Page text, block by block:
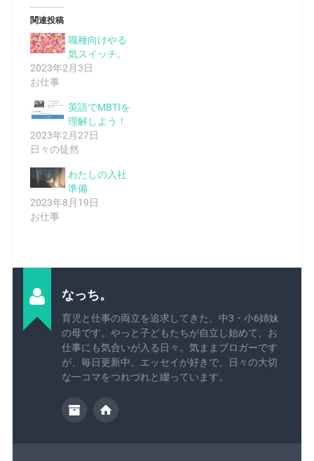
関連投稿
職種向けやる
気スイッチ。
2023年2月3日
お仕事
英語でMBTIを
理解しよう！
2023年2月27日
日々の徒然
わたしの入社
準備
2023年8月19日
お仕事
なっち。
育児と仕事の両立を追求してきた、中3・小6姉妹
の母です。やっと子どもたちが自立し始めて、お
仕事にも気合いが入る日々。気ままブロガーです
が、毎日更新中。エッセイが好きで、日々の大切
な一コマをつれづれと綴っています。